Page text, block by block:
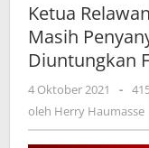
Ketua
Masih
Diuntungkan
4 Oktober 2021
oleh
Herry
-
oleh Herry Haumasse